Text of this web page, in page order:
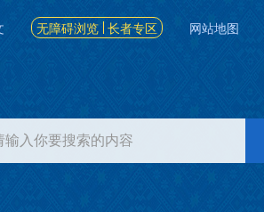
无障碍浏览 长者专区 网站地图